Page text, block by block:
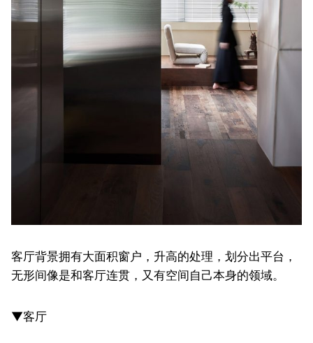
客厅背景拥有大面积窗户，升高的处理，划分出平台，
无形间像是和客厅连贯，又有空间自己本身的领域。
▼客厅